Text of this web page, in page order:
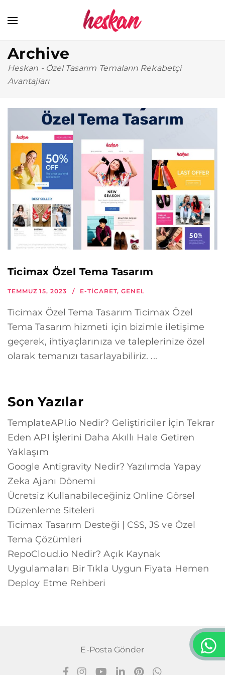
Archive
Heskan - Özel Tasarım Temaların Rekabetçi
Avantajları
Ticimax Özel Tema Tasarım
TEMMUZ 15, 2023 E-TICARET,GENEL
Ticimax Özel Tema Tasarım Ticimax Özel
Tema Tasarım hizmeti için bizimle iletişime
geçerek, ihtiyaçlarınıza ve taleplerinize özel
olarak temanızı tasarlayabiliriz. ...
Son Yazılar
TemplateAPI.io Nedir? Geliştiriciler İçin Tekrar
Eden API İşlerini Daha Akıllı Hale Getiren
Yaklaşım
Google Antigravity Nedir? Yazılımda Yapay
Zeka Ajanı Dönemi
Ücretsiz Kullanabileceğiniz Online Görsel
Düzenleme Siteleri
Ticimax Tasarım Desteği | CSS, JS ve Özel
Tema Çözümleri
RepoCloud.io Nedir? Açık Kaynak
Uygulamaları Bir Tıkla Uygun Fiyata Hemen
Deploy Etme Rehberi
E-Posta Gönder